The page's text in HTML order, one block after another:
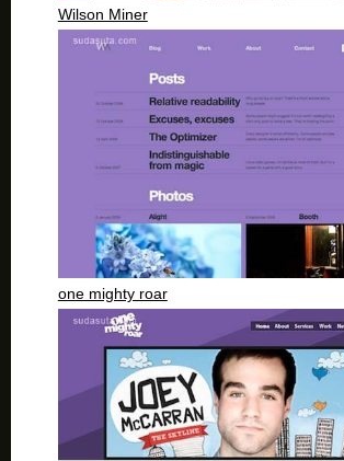
Wilson Miner
one mighty roar